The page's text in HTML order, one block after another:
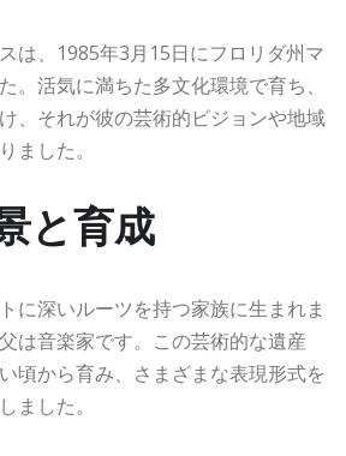
は、1985年3月15日にフロリダ州マ
。活気に満ちた多文化環境で育ち、
、それが彼の芸術的ビジョンや地域
ました。
と育成
に深いルーツを持つ家族に生まれま
は音楽家です。この芸術的な遺産
頃から育み、さまざまな表現形式を
ました。